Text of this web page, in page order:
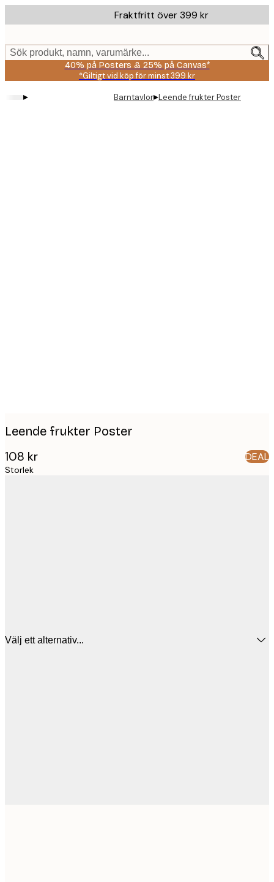
to
content.
Fraktfritt över 399 kr
Sök produkt, namn, varumärke...
40% på Posters & 25% på Canvas*
*Giltigt vid köp för minst 399 kr
▸ Barntavlor▸Leende frukter Poster
Leende frukter Poster
108 kr DEAL
Storlek
Välj ett alternativ...